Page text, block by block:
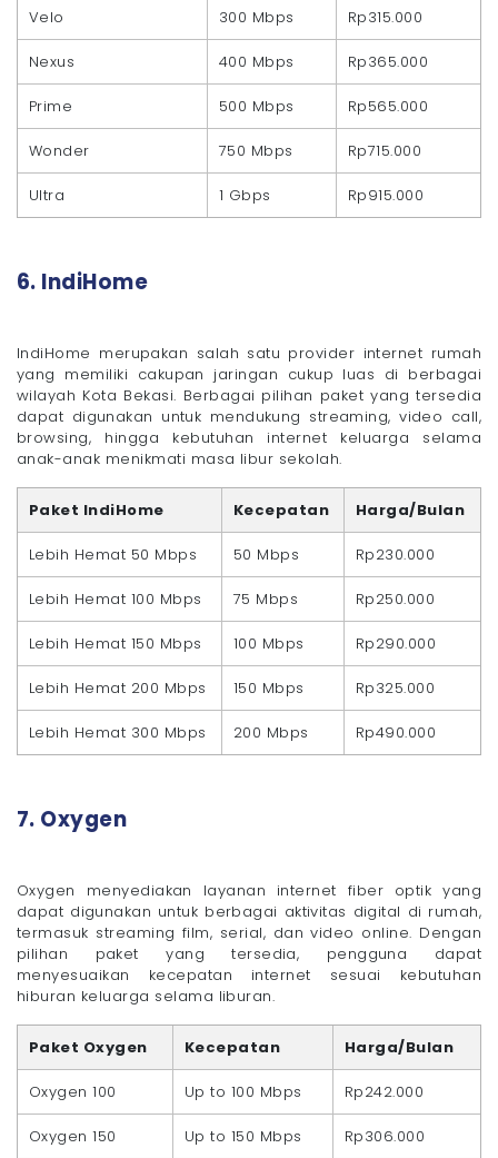
Velo 300 Mbps Rp315.000
Nexus 400 Mbps Rp365.000
Prime 500 Mbps Rp565.000
Wonder 750 Mbps Rp715.000
Ultra 1 Gbps Rp915.000
6. IndiHome
IndiHome merupakan salah satu provider internet rumah
yang memiliki cakupan jaringan cukup luas di berbagai
wilayah Kota Bekasi. Berbagai pilihan paket yang tersedia
dapat digunakan untuk mendukung streaming, video call,
browsing, hingga kebutuhan internet keluarga selama
anak-anak menikmati masa libur sekolah.
Paket IndiHome Kecepatan Harga/Bulan
Lebih Hemat 50 Mbps 50 Mbps Rp230.000
Lebih Hemat 100 Mbps 75 Mbps Rp250.000
Lebih Hemat 150 Mbps 100 Mbps Rp290.000
Lebih Hemat 200 Mbps 150 Mbps Rp325.000
Lebih Hemat 300 Mbps 200 Mbps Rp490.000
7. Oxygen
Oxygen menyediakan layanan internet fiber optik yang
dapat digunakan untuk berbagai aktivitas digital di rumah,
termasuk streaming film, serial, dan video online. Dengan
pilihan paket yang tersedia, pengguna dapat
menyesuaikan kecepatan internet sesuai kebutuhan
hiburan keluarga selama liburan.
Paket Oxygen Kecepatan Harga/Bulan
Oxygen 100 Up to 100 Mbps Rp242.000
Oxygen 150 Up to 150 Mbps Rp306.000